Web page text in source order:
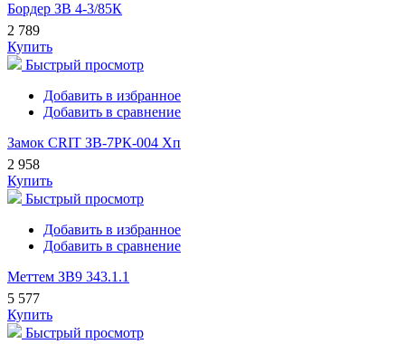
Бордер ЗВ 4-3/85К
2 789
Купить
Быстрый просмотр
Добавить в избранное
Добавить в сравнение
Замок CRIT ЗВ-7РК-004 Хп
2 958
Купить
Быстрый просмотр
Добавить в избранное
Добавить в сравнение
Меттем ЗВ9 343.1.1
5 577
Купить
Быстрый просмотр